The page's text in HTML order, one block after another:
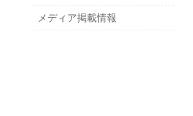
メディア掲載情報